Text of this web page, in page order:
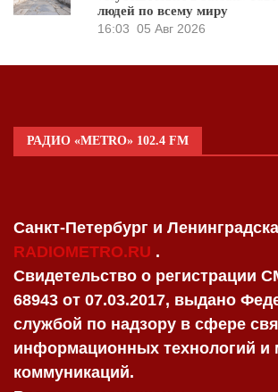
людей по всему миру
16:03 05 Авг 2026
РАДИО «METRO» 102.4 FM
Санкт-Петербург и
RADIOMETRO.RU .
Свидетельство о регистрации
68943 от 07.03.2017, выдано
службой по надзору в сфере
информационных технологий и
коммуникаций.